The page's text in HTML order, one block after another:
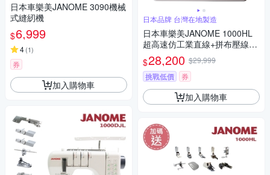
日本車樂美JANOME 3090機械
式縫紉機
$6,999
4(1)
券
加入購物車
日本品牌 台灣在地製造
日本車樂美JANOME 1000HL
超高速仿工業直線+拼布壓線複
合機（加碼送）
$28,200 $29,999
挑戰低價
券
加入購物車